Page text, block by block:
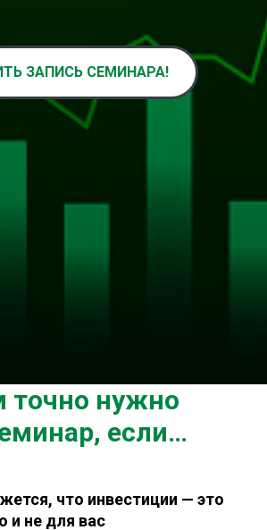
ЗАПИСЬ СЕМИНАРА!
точно нужно
если…
что инвестиции — это
и не для вас